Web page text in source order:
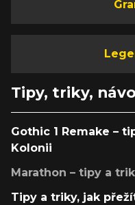
Tipy, triky,
Gothic 1 Remake –
Kolonii
Marathon – tipy a
Tipy a triky, jak